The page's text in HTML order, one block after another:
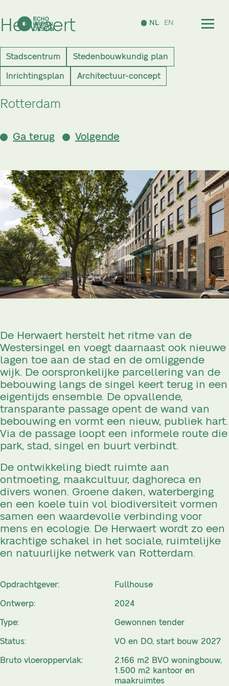
NL EN
Herwaert
Stadscentrum
Stedenbouwkundig plan
Inrichtingsplan
Architectuur-concept
Rotterdam
Ga terug Volgende
De Herwaert herstelt het ritme van de
Westersingel en voegt daarnaast ook nieuwe
lagen toe aan de stad en de omliggende
wijk. De oorspronkelijke parcellering van de
bebouwing langs de singel keert terug in een
eigentijds ensemble. De opvallende,
transparante passage opent de wand van
bebouwing en vormt een nieuw, publiek hart.
Via de passage loopt een informele route die
park, stad, singel en buurt verbindt.
De ontwikkeling biedt ruimte aan
ontmoeting, maakcultuur, daghoreca en
divers wonen. Groene daken, waterberging
en een koele tuin vol biodiversiteit vormen
samen een waardevolle verbinding voor
mens en ecologie. De Herwaert wordt zo een
krachtige schakel in het sociale, ruimtelijke
en natuurlijke netwerk van Rotterdam.
Opdrachtgever:
Fullhouse
Ontwerp:
2024
Type:
Gewonnen tender
Status:
VO en DO, start bouw 2027
Bruto vloeroppervlak:
2.166 m2 BVO woningbouw,
1.500 m2 kantoor en
maakruimtes